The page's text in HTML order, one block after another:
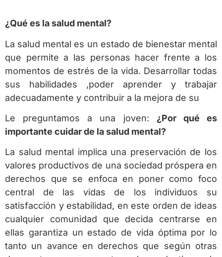
¿Qué es la salud mental?
La salud mental es un estado de bienestar mental
que permite a las personas hacer frente a los
momentos de estrés de la vida. Desarrollar todas
sus habilidades ,poder aprender y trabajar
adecuadamente y contribuir a la mejora de su
Le preguntamos a una joven: ¿Por qué es
importante cuidar de la salud mental?
La salud mental implica una preservación de los
valores productivos de una sociedad próspera en
derechos que se enfoca en poner como foco
central de las vidas de los individuos su
satisfacción y estabilidad, en este orden de ideas
cualquier comunidad que decida centrarse en
ellas garantiza un estado de vida óptima por lo
tanto un avance en derechos que según otras